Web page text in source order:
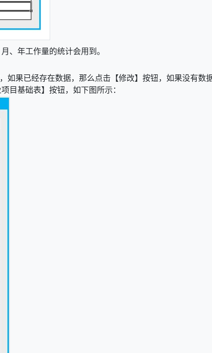
、年工作量的统计会用到。
如果已经存在数据，那么点击【修改】按钮，如果没有数
目基础表】按钮，如下图所示：